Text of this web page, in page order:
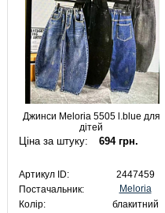
Джинси Meloria 5505 l.blue для
дітей
Ціна за штуку: 694 грн.
Артикул ID:
2447459
Постачальник:
Meloria
Колір:
блакитний